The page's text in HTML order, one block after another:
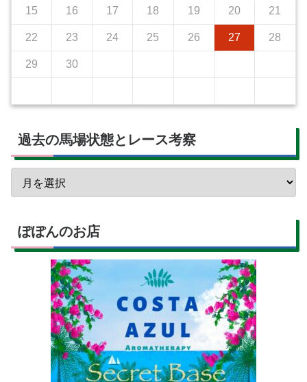
15 16 17 18 19 20 21
22 23 24 25 26 27 28
29 30
過去の馬場状態とレース考察
ぽぽんのお店